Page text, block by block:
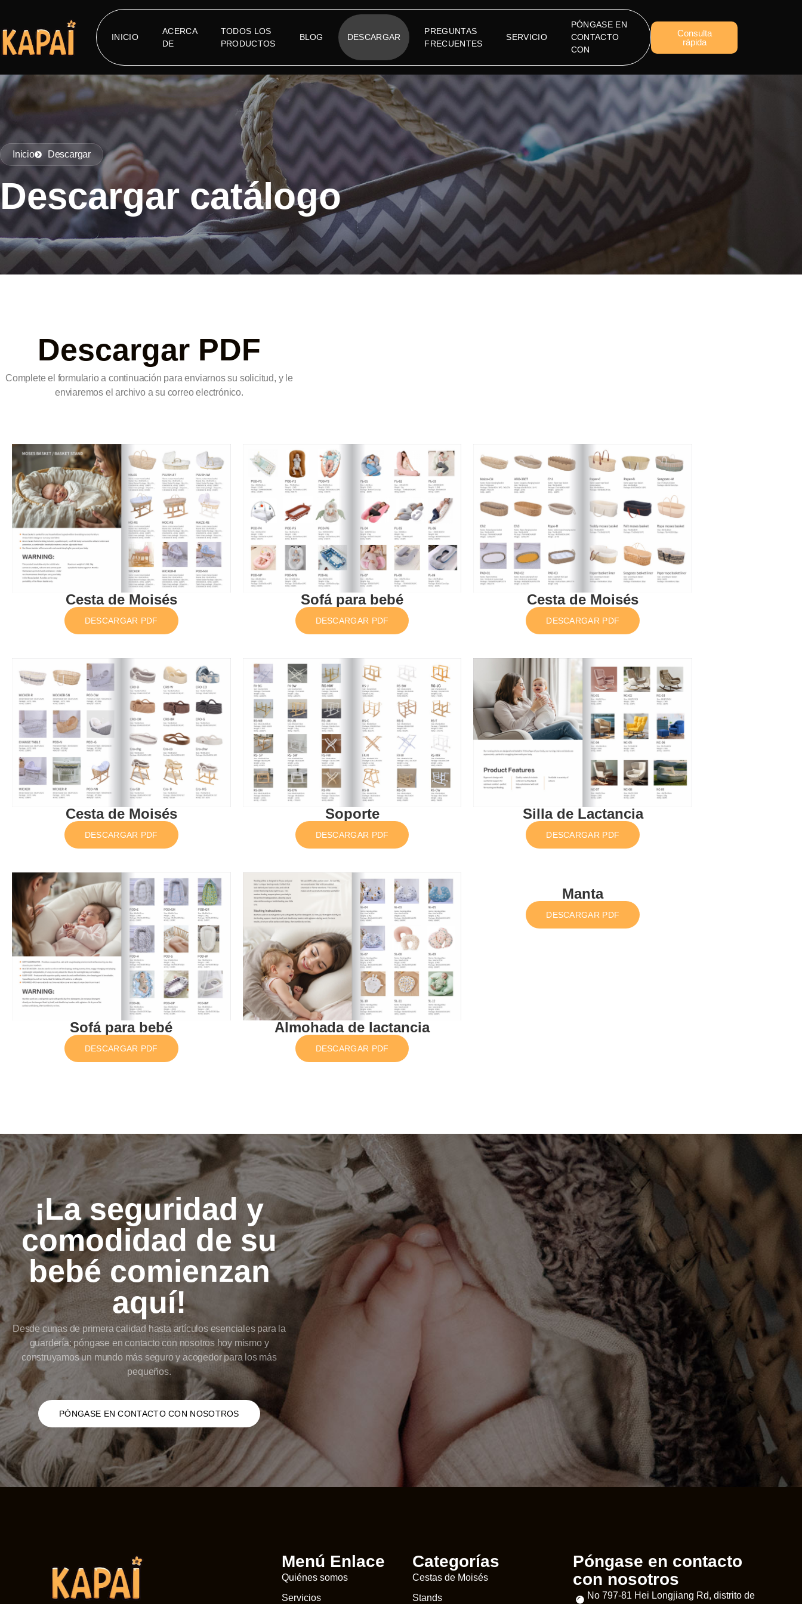
INICIO
ACERCA
DE
TODOS LOS
PRODUCTOS
BLOG DESCARGAR
PREGUNTAS
FRECUENTES
SERVICIO
PÓNGASE EN
CONTACTO
CON
Consulta
rápida
Inicio Descargar
Descargar catálogo
Descargar PDF
Complete el formulario a continuación para enviarnos su solicitud, y le
enviaremos el archivo a su correo electrónico.
Cesta de Moisés
DESCARGAR PDF
Sofá para bebé
DESCARGAR PDF
Cesta de Moisés
DESCARGAR PDF
Cesta de Moisés
DESCARGAR PDF
Soporte
DESCARGAR PDF
Silla de Lactancia
DESCARGAR PDF
Sofá para bebé
DESCARGAR PDF
Almohada de lactancia
DESCARGAR PDF
Manta
DESCARGAR PDF
¡La seguridad y
comodidad de su
bebé comienzan
aquí!
Desde cunas de primera calidad hasta artículos esenciales para la
guardería: póngase en contacto con nosotros hoy mismo y
construyamos un mundo más seguro y acogedor para los más
pequeños.
PÓNGASE EN CONTACTO CON NOSOTROS
Menú Enlace
Quiénes somos
Servicios
Categorías
Cestas de Moisés
Stands
Póngase en contacto
con nosotros
No 797-81 Hei Longjiang Rd, distrito de